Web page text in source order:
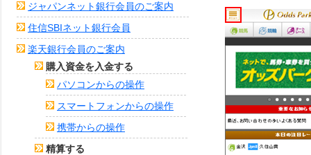
ジャパンネット銀行会員のご案内
住信SBIネット銀行会員
楽天銀行会員のご案内
購入資金を入金する
パソコンからの操作
スマートフォンからの操作
携帯からの操作
精算する